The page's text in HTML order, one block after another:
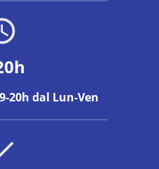
20h dal Lun-Ven